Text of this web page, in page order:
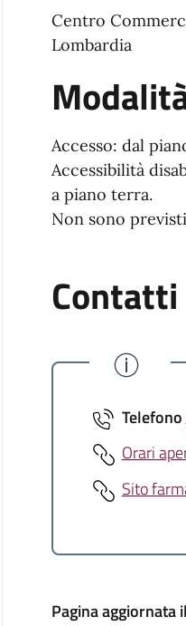
Centro
Lombardia
Accesso: dal
Accessibilità
a piano terra.
Non sono
Contatti
Telefono
Orari
Sito
Pagina aggiornata